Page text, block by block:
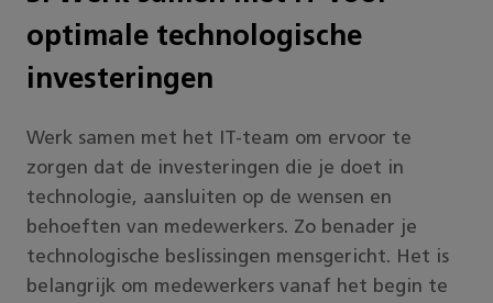
optimale technologische
investeringen
Werk samen met het IT-team om ervoor te
zorgen dat de investeringen die je doet in
technologie, aansluiten op de wensen en
behoeften van medewerkers. Zo benader je
technologische beslissingen mensgericht. Het is
belangrijk om medewerkers vanaf het begin te